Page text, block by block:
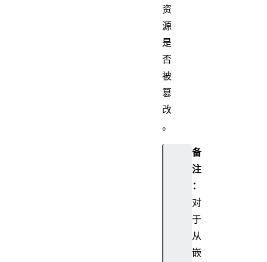
资
源
是
否
被
篡
改
。
备
注
：
对
于
从
嵌